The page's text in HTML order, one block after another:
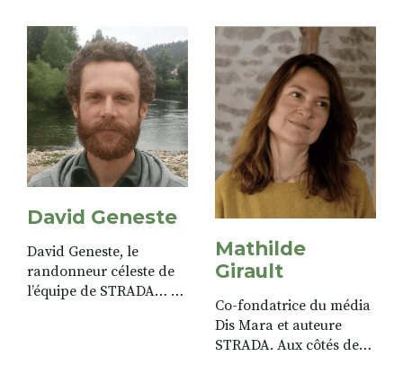
fondatrice de
l’association Plantes
sauvages 43. Elle
partage dans STRADA
sa passion pour le
végétal, la nutrition et
ses rencontres.
pour son avis de pro.
David Geneste
David Geneste, le
randonneur céleste de
l’équipe de STRADA… Il
Mathilde
Girault
Co-fondatrice du média
Dis Mara et auteure
STRADA. Aux côtés de